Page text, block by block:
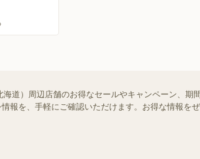
道）周辺店舗のお得なセールやキャンペーン、期
を、手軽にご確認いただけます。お得な情報をぜ